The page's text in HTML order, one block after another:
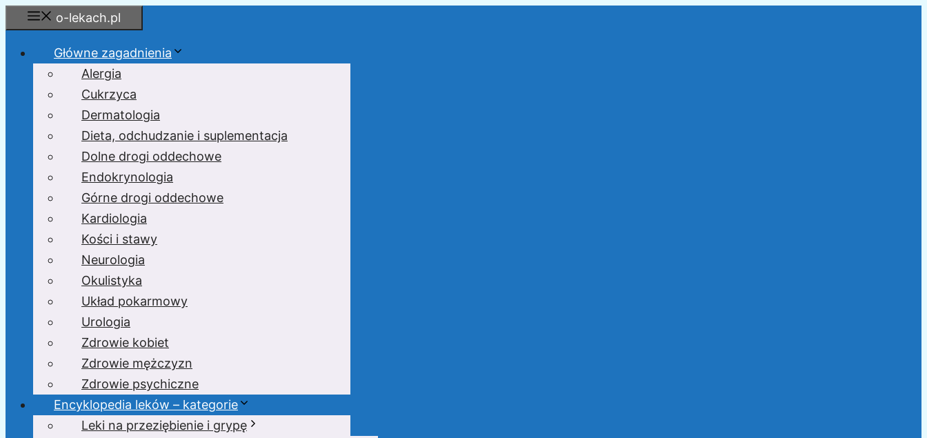
Przejdź
do
o-lekach.pl
Główne zagadnienia
Alergia
Cukrzyca
Dermatologia
Dieta, odchudzanie i suplementacja
Dolne drogi oddechowe
Endokrynologia
Górne drogi oddechowe
Kardiologia
Kości i stawy
Neurologia
Okulistyka
Układ pokarmowy
Urologia
Zdrowie kobiet
Zdrowie mężczyzn
Zdrowie psychiczne
Encyklopedia leków – kategorie
Leki na przeziębienie i grypę